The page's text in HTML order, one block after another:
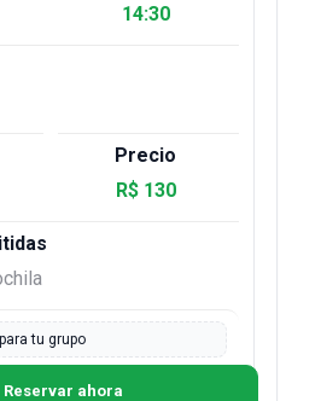
14:30
R$ 130
tu grupo
Reservar ahora